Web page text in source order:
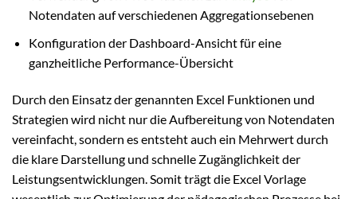
Notendaten auf verschiedenen Aggregationsebenen
Konfiguration der Dashboard-Ansicht für eine
ganzheitliche Performance-Übersicht
Durch den Einsatz der genannten Excel Funktionen und
Strategien wird nicht nur die Aufbereitung von Notendaten
vereinfacht, sondern es entsteht auch ein Mehrwert durch
die klare Darstellung und schnelle Zugänglichkeit der
Leistungsentwicklungen. Somit trägt die Excel Vorlage